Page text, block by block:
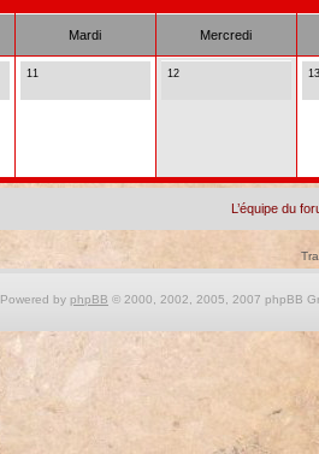
Mardi Mercredi
11 12 13
L’équipe du
Powered by phpBB © 2000, 2002, 2005, 2007 phpBB